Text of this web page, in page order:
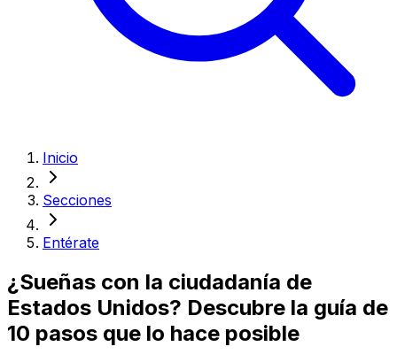
Inicio
Secciones
Entérate
¿Sueñas con la ciudadanía de
Estados Unidos? Descubre la guía de
10 pasos que lo hace posible